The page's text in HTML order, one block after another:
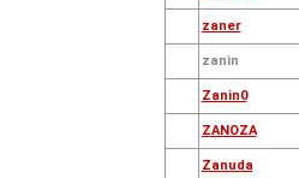
zaner
zanin
Zanin0
ZANOZA
Zanuda